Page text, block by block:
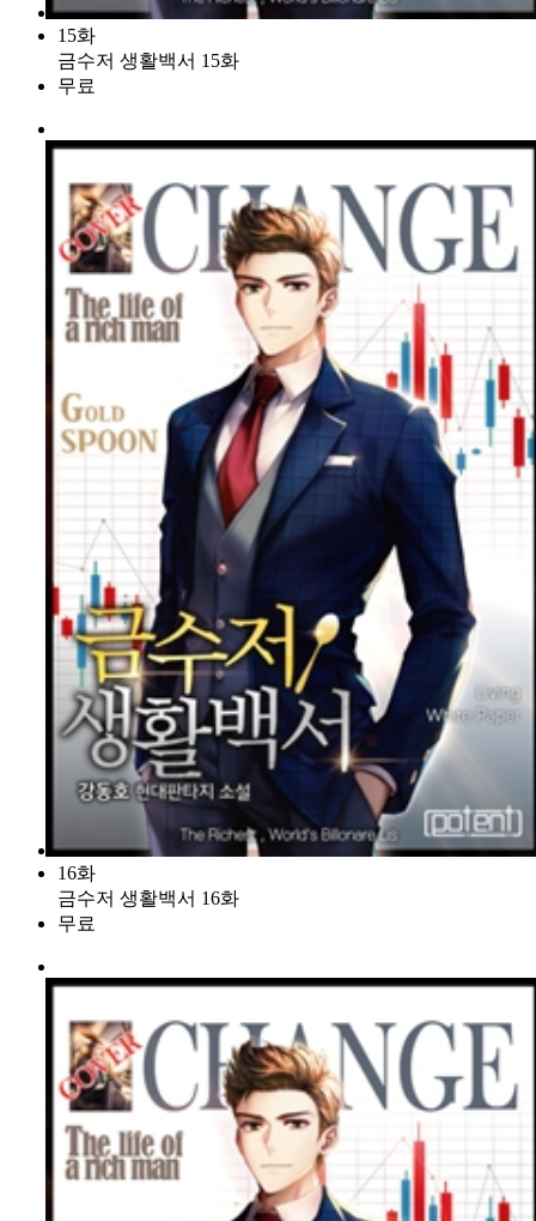
15화
금수저 생활백서 15화
무료
16화
금수저 생활백서 16화
무료